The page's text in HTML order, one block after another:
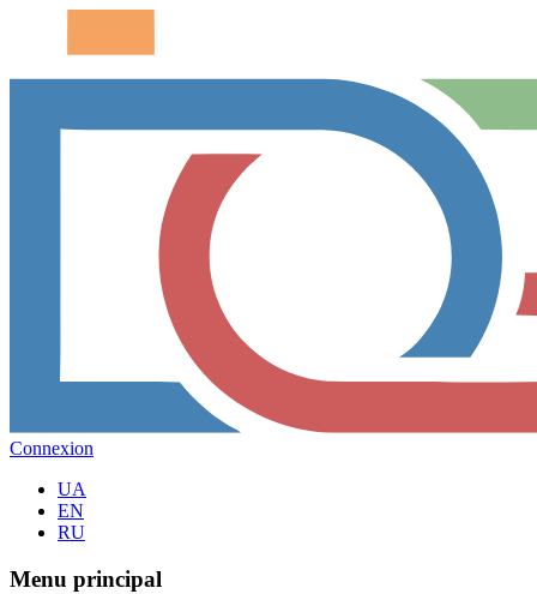
Connexion
UA
EN
RU
Menu principal